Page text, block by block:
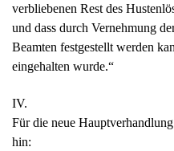
verbliebenen Rest des
und dass durch Vernehmung
Beamten festgestellt werden
eingehalten wurde.“
IV.
Für die neue
hin: